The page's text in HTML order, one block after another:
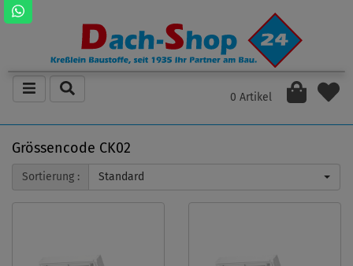
0 Artikel
Grössencode CK02
Sortierung : Standard